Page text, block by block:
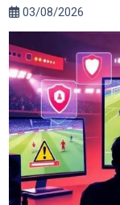
03/08/2026